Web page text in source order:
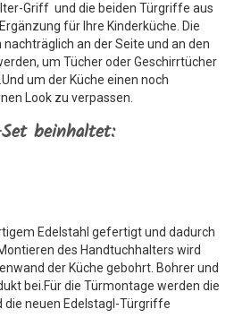
Griff und die beiden Türgriffe aus
für Ihre Kinderküche. Die
an der Seite und an den
um Tücher oder Geschirrtücher
um der Küche einen noch
Look zu verpassen.
beinhaltet:
Edelstahl gefertigt und dadurch
des Handtuchhalters wird
der Küche gebohrt. Bohrer und
bei.Für die Türmontage werden die
neuen Edelstagl-Türgriffe